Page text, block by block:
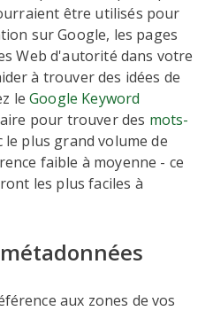
être utilisés pour
sur Google, les pages
Web d'autorité dans votre
à trouver des idées de
leGoogle Keyword
pour trouver des mots-
le plus grand volume de
faible à moyenne - ce
les plus faciles à
aux zones de vos